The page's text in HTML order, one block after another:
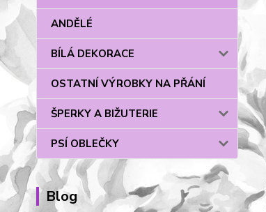
ANDĚLÉ
BÍLÁ DEKORACE
OSTATNÍ VÝROBKY NA PŘÁNÍ
ŠPERKY A BIŽUTERIE
PSÍ OBLEČKY
Blog